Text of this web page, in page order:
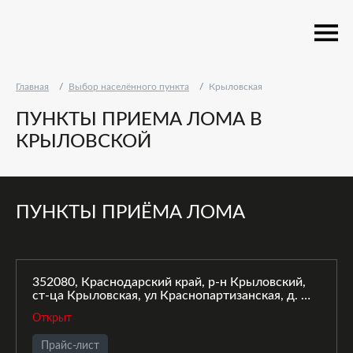
Главная Выбор населённого пункта Крыловская
ПУНКТЫ ПРИЕМА ЛОМА В
КРЫЛОВСКОЙ
ПУНКТЫ ПРИЁМА ЛОМА
352080, Краснодарский край, р-н Крыловский,
ст-ца Крыловская, ул Краснопартизанская, д. 15,
Открыт
Прайс-лист